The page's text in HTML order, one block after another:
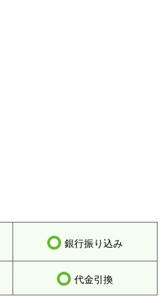
銀行振り込み
代金引換